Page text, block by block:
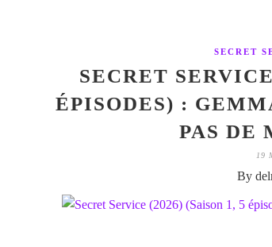
SECRET
SECRET
ÉPISODES) :
PAS DE
19
By